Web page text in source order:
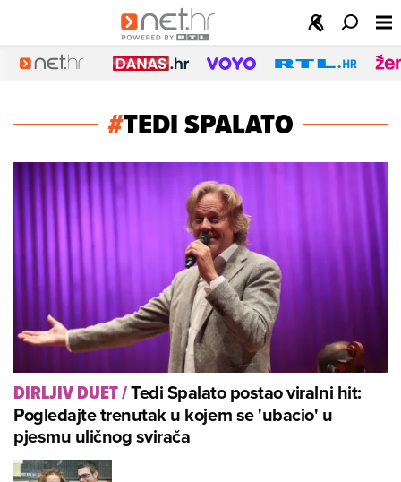
#TEDI SPALATO
DIRLJIV DUET/Tedi Spalato postao viralni hit:
Pogledajte trenutak u kojem se 'ubacio' u
pjesmu uličnog svirača